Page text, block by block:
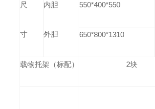
尺
寸
内胆
外胆
550*400*550
650*800*1310
载物托架（标配） 2块